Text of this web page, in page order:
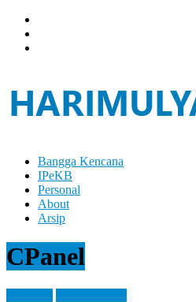
Skip
content
Hari
Mulya
Brain
Can
Analyze
Bangga Kencana
IPeKB
Personal
About
Arsip
CPanel